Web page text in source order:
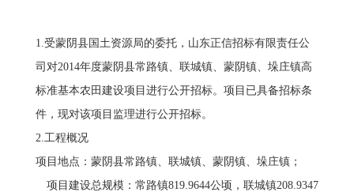
1.受蒙阴县国土资源局的委托，山东正信招标有限责任公
司对2014年度蒙阴县常路镇、联城镇、蒙阴镇、垛庄镇高
标准基本农田建设项目进行公开招标。项目已具备招标条
件，现对该项目监理进行公开招标。
2.工程概况
项目地点：蒙阴县常路镇、联城镇、蒙阴镇、垛庄镇；
项目建设总规模：常路镇819.9644公顷，联城镇208.9347